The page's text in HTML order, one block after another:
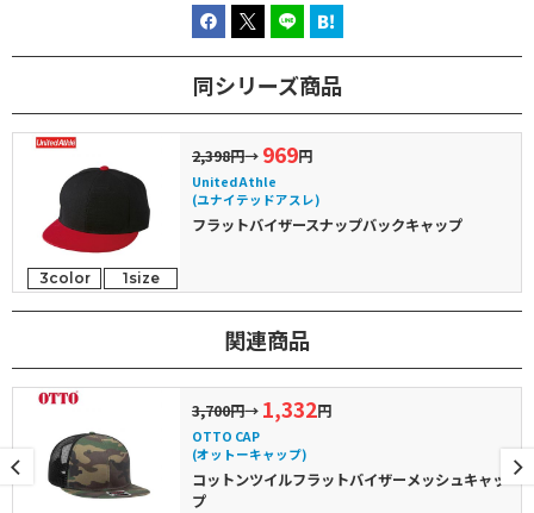
同シリーズ商品
3color 1size
2,398円→ 969円
United Athle
(ユナイテッドアスレ)
フラットバイザースナップバックキャップ
関連商品
3,700円→ 1,332円
OTTO CAP
(オットーキャップ)
コットンツイルフラットバイザーメッシュキャッ
プ